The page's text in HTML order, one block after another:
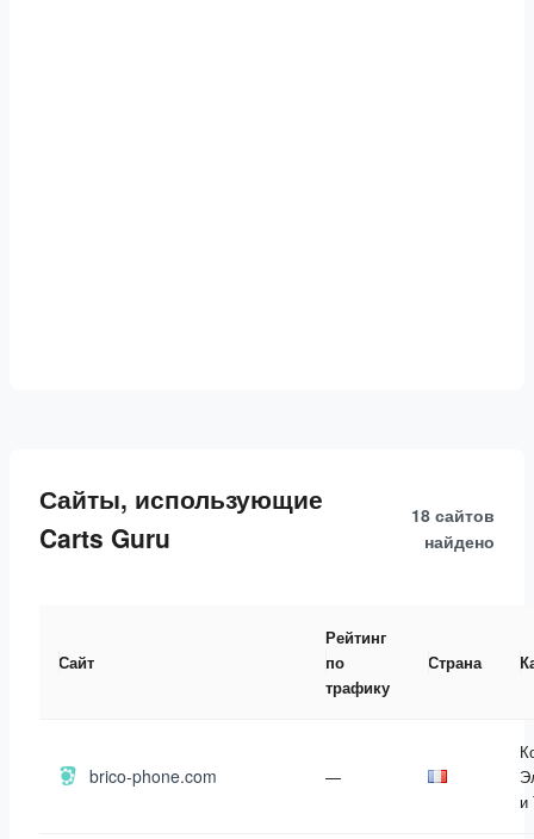
Сайты, использующие
Carts Guru
18 сайтов
найдено
Сайт
Рейтинг
по
трафику
Страна
brico-phone.com —
и